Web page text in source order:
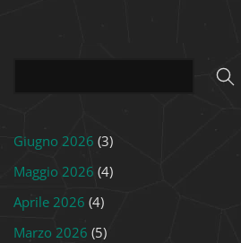
Giugno 2026 (3)
Maggio 2026 (4)
Aprile 2026 (4)
Marzo 2026 (5)